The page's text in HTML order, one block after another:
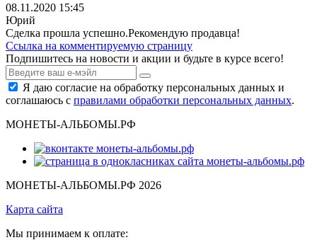
08.11.2020 15:45
Юрий
Сделка прошла успешно.Рекомендую продавца!
Ссылка на комментируемую страницу
Подпишитесь на новости и акции и будьте в курсе всего!
Я даю согласие на обработку персональных данных и
соглашаюсь с правилами обработки персональных данных.
МОНЕТЫ-АЛЬБОМЫ.РФ
МОНЕТЫ-АЛЬБОМЫ.РФ 2026
Карта сайта
Мы принимаем к оплате: